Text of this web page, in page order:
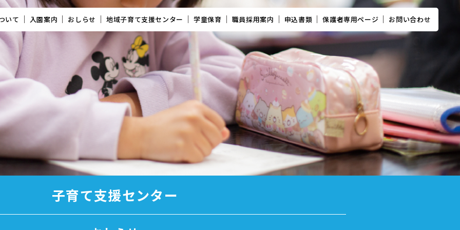
いて 入園案内 おしらせ 地域子育て支援センター 学童保育 職員採用案内 申込書類 保護者専用ページ お問い合わせ
子育て支援センター